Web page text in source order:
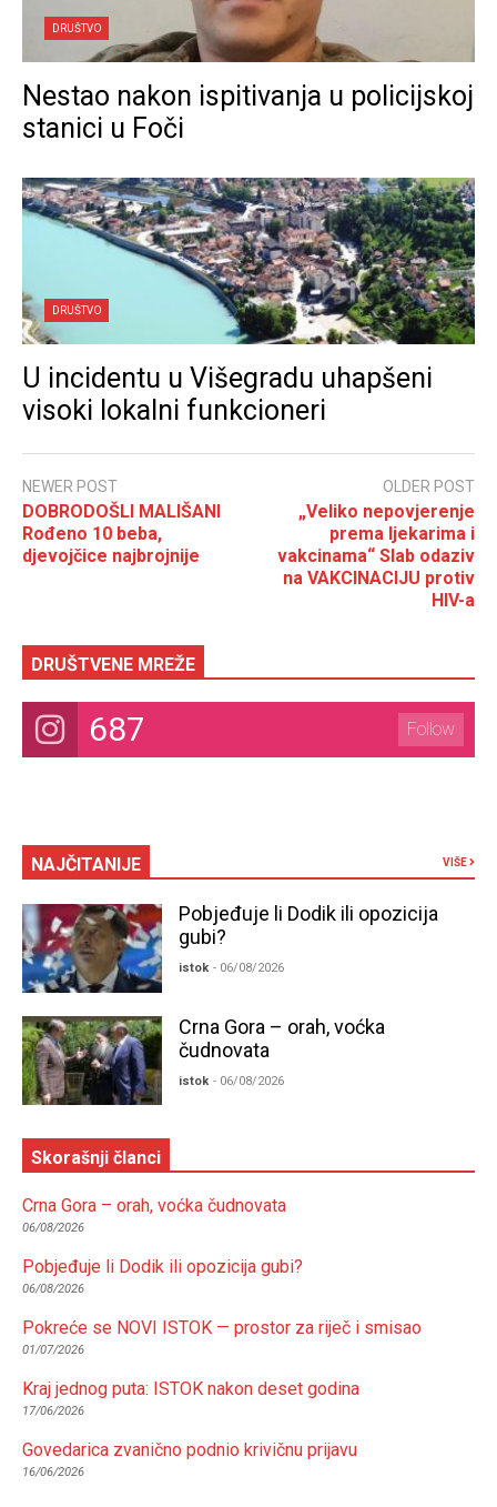
DRUŠTVO
Nestao nakon ispitivanja u policijskoj
stanici u Foči
DRUŠTVO
U incidentu u Višegradu uhapšeni
visoki lokalni funkcioneri
NEWER POST
DOBRODOŠLI MALIŠANI
Rođeno 10 beba,
djevojčice najbrojnije
OLDER POST
„Veliko nepovjerenje
prema ljekarima i
vakcinama“ Slab odaziv
na VAKCINACIJU protiv
HIV-a
DRUŠTVENE MREŽE
687 Follow
NAJČITANIJE VIŠE
Pobjeđuje li Dodik ili opozicija
gubi?
istok - 06/08/2026
Crna Gora – orah, voćka
čudnovata
istok - 06/08/2026
Skorašnji članci
Crna Gora – orah, voćka čudnovata
06/08/2026
Pobjeđuje li Dodik ili opozicija gubi?
06/08/2026
Pokreće se NOVI ISTOK — prostor za riječ i smisao
01/07/2026
Kraj jednog puta: ISTOK nakon deset godina
17/06/2026
Govedarica zvanično podnio krivičnu prijavu
16/06/2026